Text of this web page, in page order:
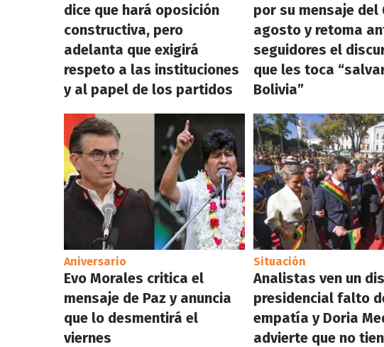
dice que hará oposición
constructiva, pero
adelanta que exigirá
respeto a las instituciones
y al papel de los partidos
por su mensaje del
agosto y retoma
seguidores el
que les toca
Bolivia”
Aniversario
Evo Morales critica el
mensaje de Paz y anuncia
que lo desmentirá el
viernes
Situación
Analistas ven un
presidencial falto
empatía y Doria
advierte que no